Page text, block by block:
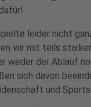
leider nicht
wir mit teils
weder der Ablauf
sich davon
und